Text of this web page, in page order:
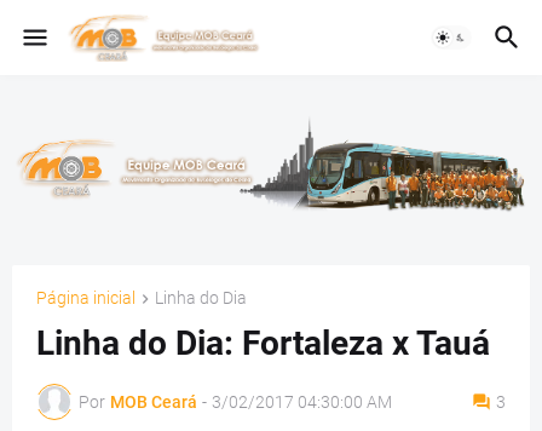
Página inicial Linha do Dia
Linha do Dia: Fortaleza x Tauá
Por MOB Ceará - 3/02/2017 04:30:00 AM 3